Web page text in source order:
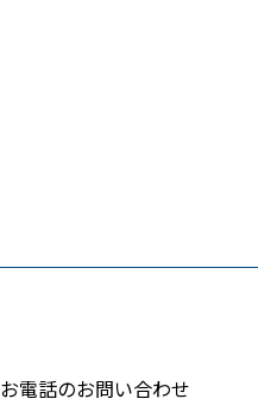
お電話のお問い合わせ